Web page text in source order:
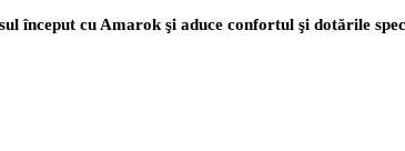
început cu Amarok şi aduce confortul şi dotările